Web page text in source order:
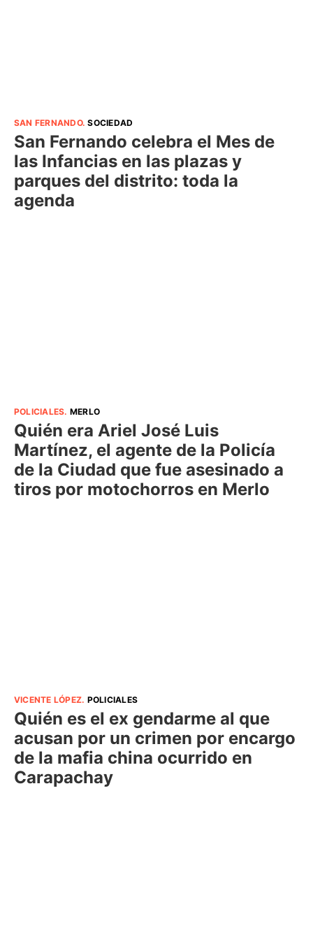
SAN FERNANDO.SOCIEDAD
San Fernando celebra el Mes de
las Infancias en las plazas y
parques del distrito: toda la
agenda
POLICIALES. MERLO
Quién era Ariel José Luis
Martínez, el agente de la Policía
de la Ciudad que fue asesinado a
tiros por motochorros en Merlo
VICENTE LÓPEZ. POLICIALES
Quién es el ex gendarme al que
acusan por un crimen por encargo
de la mafia china ocurrido en
Carapachay